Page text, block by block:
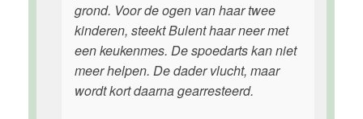
grond. Voor de ogen van haar twee
kinderen, steekt Bulent haar neer met
een keukenmes. De spoedarts kan niet
meer helpen. De dader vlucht, maar
wordt kort daarna gearresteerd.